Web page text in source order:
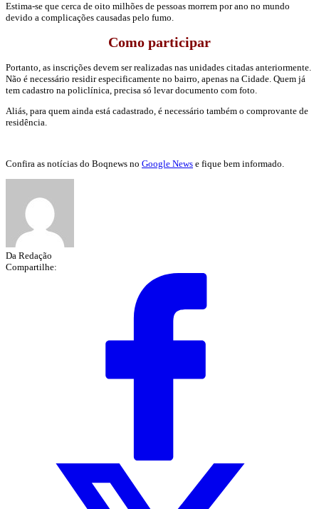
Estima-se que cerca de oito milhões de pessoas morrem por ano no mundo
devido a complicações causadas pelo fumo.
Como participar
Portanto, as inscrições devem ser realizadas nas unidades citadas anteriormente.
Não é necessário residir especificamente no bairro, apenas na Cidade. Quem já
tem cadastro na policlínica, precisa só levar documento com foto.
Aliás, para quem ainda está cadastrado, é necessário também o comprovante de
residência.
Confira as notícias do Boqnews no Google News e fique bem informado.
Da Redação
Compartilhe: